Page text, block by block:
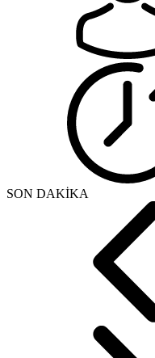
SON DAKİKA